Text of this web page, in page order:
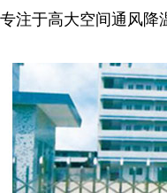
专注于高大空间通风降